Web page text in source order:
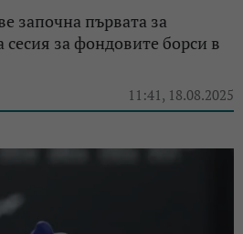
започна първата за
сесия за фондовите борси в
11:41, 18.08.2025